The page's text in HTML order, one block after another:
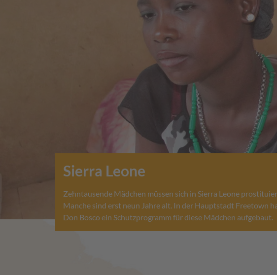
Sierra Leone
Zehntausende Mädchen müssen sich in Sierra Leone
Manche sind erst neun Jahre alt. In der Hauptstadt Freetown
Don Bosco ein Schutzprogramm für diese Mädchen aufgebaut.